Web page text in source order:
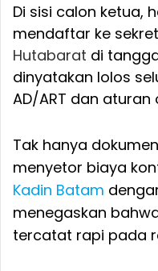
Di sisi calon ketua,
mendaftar ke
Hutabarat di
dinyatakan lolos
AD/ART dan aturan
Tak hanya
menyetor biaya
Kadin Batam
menegaskan
tercatat rapi pada